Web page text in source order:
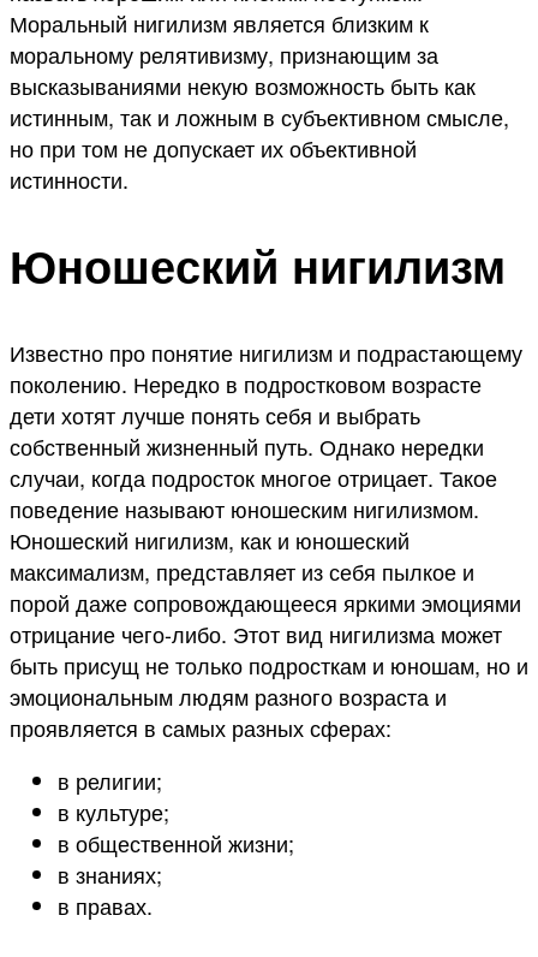
Моральный нигилизм является близким к
моральному релятивизму, признающим за
высказываниями некую возможность быть как
истинным, так и ложным в субъективном смысле,
но при том не допускает их объективной
истинности.
Юношеский нигилизм
Известно про понятие нигилизм и подрастающему
поколению. Нередко в подростковом возрасте
дети хотят лучше понять себя и выбрать
собственный жизненный путь. Однако нередки
случаи, когда подросток многое отрицает. Такое
поведение называют юношеским нигилизмом.
Юношеский нигилизм, как и юношеский
максимализм, представляет из себя пылкое и
порой даже сопровождающееся яркими эмоциями
отрицание чего-либо. Этот вид нигилизма может
быть присущ не только подросткам и юношам, но и
эмоциональным людям разного возраста и
проявляется в самых разных сферах:
в религии;
в культуре;
в общественной жизни;
в знаниях;
в правах.